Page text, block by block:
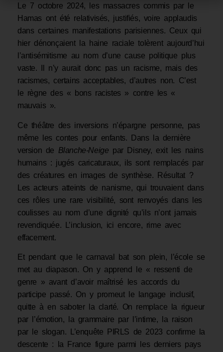
Le 7 octobre 2024, les massacres commis par le
Hamas ont été relativisés, justifiés, voire applaudis
dans certaines manifestations parisiennes. Ceux qui
hier dénonçaient la haine raciale tolèrent aujourd’hui
l’antisémitisme au nom d’une cause politique plus
vaste. Il n’y aurait donc pas un racisme, mais des
racismes, certains acceptables, d’autres non. C’est
le règne des « bons racistes » contre les «
mauvais ».
Ce théâtre des inversions n’épargne personne, pas
même les contes pour enfants. Dans la dernière
version de Blanche-Neige par Disney, exit les nains
humains : jugés caricaturaux, ils sont remplacés par
des créatures en images de synthèse. Résultat ?
Les acteurs atteints de nanisme, qui trouvaient dans
ces rôles une rare visibilité, sont renvoyés dans les
coulisses au nom d’une dignité qu’ils n’ont jamais
revendiquée. L’inclusion, ici encore, rime avec
effacement.
Et pendant que le carnaval bat son plein, l’école se
met au diapason. On y apprend le « ressenti de
genre » avant d’avoir maîtrisé les accords du
participe passé. On y promeut le langage inclusif,
quitte à en saboter la clarté. On remplace la rigueur
par l’émotion, la grammaire par l’intime, la raison
par le slogan. L’enquête PIRLS de 2023 confirme la
descente : la France figure parmi les derniers pays